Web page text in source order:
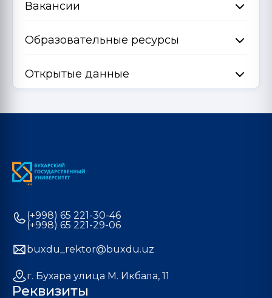
Вакансии
Образовательные ресурсы
Открытые данные
(+998) 65 221-30-46
(+998) 65 221-29-06
buxdu_rektor@buxdu.uz
г. Бухара улица М. Икбала, 11
Реквизиты